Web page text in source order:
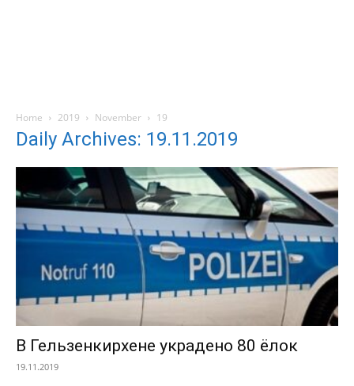
Home 2019 November 19
Daily Archives: 19.11.2019
В Гельзенкирхене украдено 80 ёлок
19.11.2019